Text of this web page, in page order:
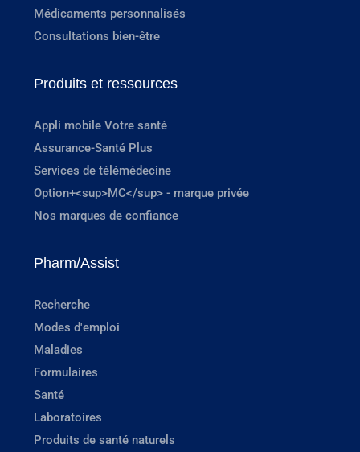
Médicaments personnalisés
Consultations bien-être
Produits et ressources
Appli mobile Votre santé
Assurance-Santé Plus
Services de télémédecine
Option+<sup>MC</sup> - marque privée
Nos marques de confiance
Pharm/Assist
Recherche
Modes d'emploi
Maladies
Formulaires
Santé
Laboratoires
Produits de santé naturels